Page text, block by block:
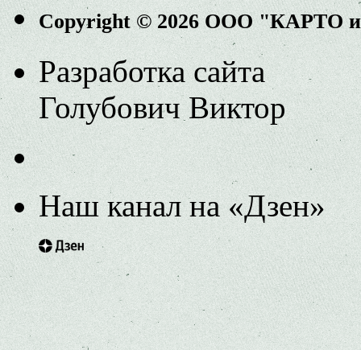
Copyright © 2026 ООО "КАРТО
Разработка сайта
Голубович Виктор
Наш канал на «Дзен»